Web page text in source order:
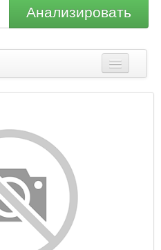
Анализировать